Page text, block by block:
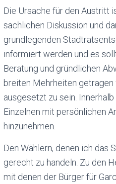
Die Ursache für den Austritt
sachlichen Diskussion und
grundlegenden
informiert werden und es
Beratung und gründlichen
breiten Mehrheiten getragen
ausgesetzt zu sein.
Einzelnen mit persönlichen
hinzunehmen.
Den Wählern, denen ich das
gerecht zu handeln. Zu den
mit denen der Bürger für